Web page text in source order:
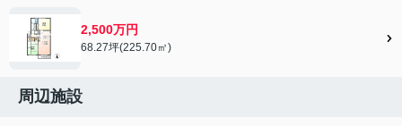
2,500万円
68.27坪(225.70㎡)
周辺施設